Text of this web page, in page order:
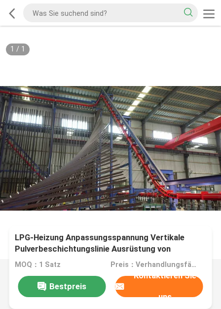
1 / 1
LPG-Heizung Anpassungsspannung Vertikale
Pulverbeschichtungslinie Ausrüstung von
Aluminiumprofilen
MOQ：1 Satz Preis：Verhandlungsfähig
Bestpreis
Kontaktieren Sie
uns